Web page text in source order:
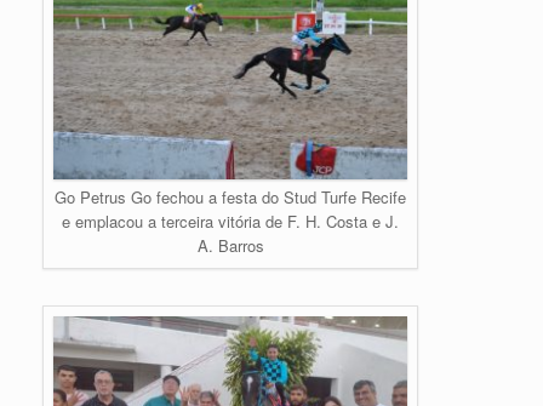
Go Petrus Go fechou a festa do Stud Turfe Recife
e emplacou a terceira vitória de F. H. Costa e J.
A. Barros